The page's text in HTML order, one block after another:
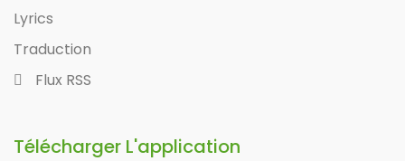
Lyrics
Traduction
Flux RSS
Télécharger L'application